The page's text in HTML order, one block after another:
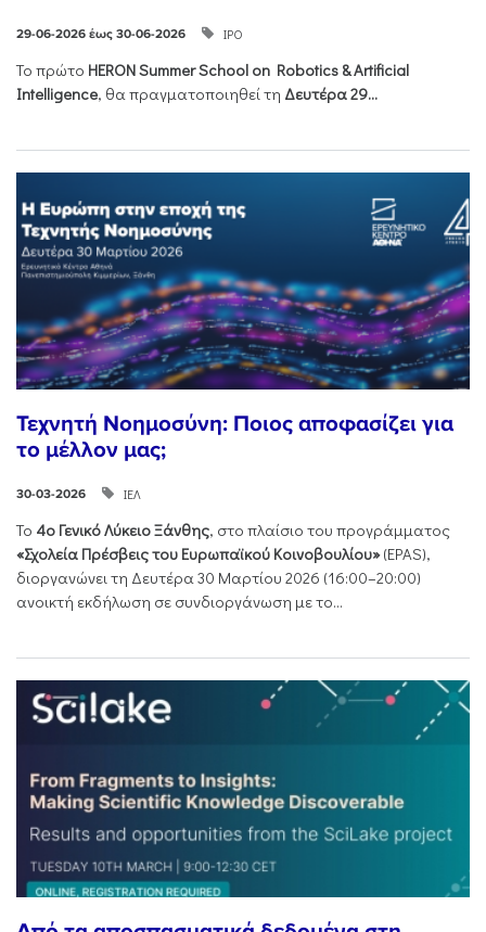
29-06-2026 έως 30-06-2026 ΙΡΟ
Το πρώτο HERONSummerSchool on Robotics &Artificial
Intelligence, θα πραγματοποιηθεί τη Δευτέρα 29...
Τεχνητή Νοημοσύνη: Ποιος αποφασίζει για
το μέλλον μας;
30-03-2026 ΙΕΛ
Το 4ο Γενικό Λύκειο Ξάνθης, στο πλαίσιο του προγράμματος
«Σχολεία Πρέσβεις του Ευρωπαϊκού Κοινοβουλίου»(EPAS),
διοργανώνει τη Δευτέρα 30 Μαρτίου 2026 (16:00–20:00)
ανοικτή εκδήλωση σε συνδιοργάνωση με το...